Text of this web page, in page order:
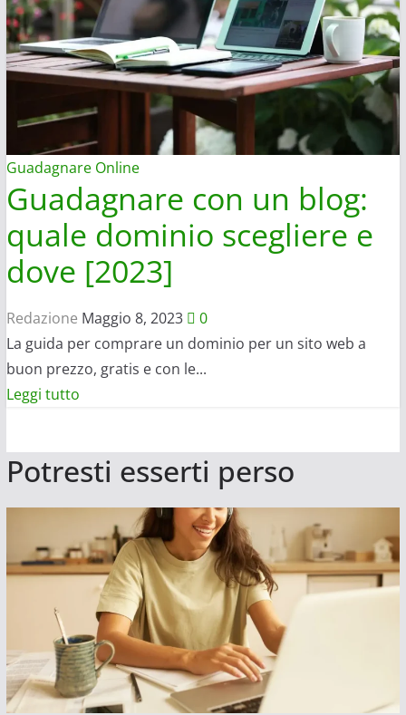
Guadagnare Online
Guadagnare con un blog:
quale dominio scegliere e
dove [2023]
Redazione Maggio 8, 2023
0
La guida per comprare un dominio per un sito web a
buon prezzo, gratis e con le...
Leggi tuttoLeggi
su
un
blog:
quale
dominio
scegliere
e
dove
Potresti esserti perso